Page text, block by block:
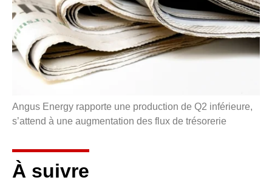
Angus Energy rapporte une production de Q2 inférieure,
s’attend à une augmentation des flux de trésorerie
À suivre